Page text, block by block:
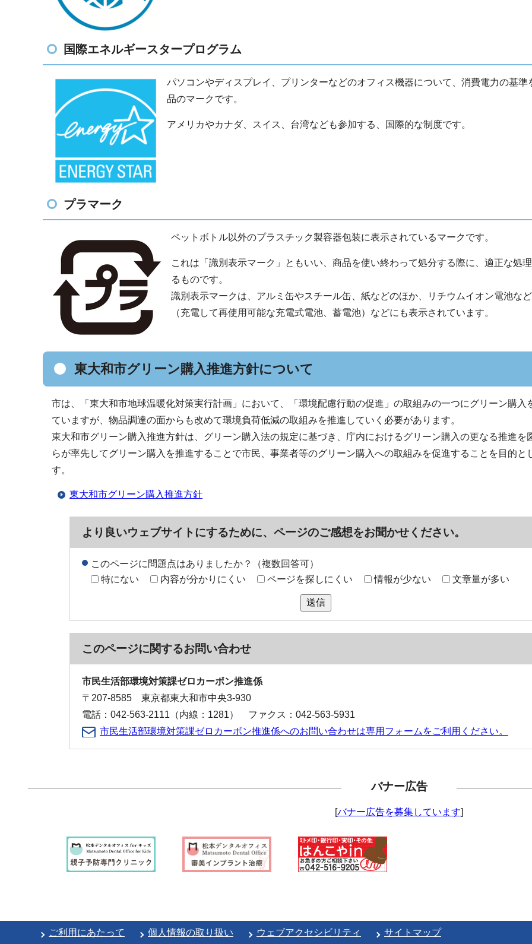
国際エネルギースタープログラム
パソコンやディスプレイ、プリンターなどのオフィス機器について、消費電力の基準
品のマークです。
アメリカやカナダ、スイス、台湾なども参加する、国際的な制度です。
プラマーク
ペットボトル以外のプラスチック製容器包装に表示されているマークです。
これは「識別表示マーク」ともいい、商品を使い終わって処分する際に、適正な処
るものです。
識別表示マークは、アルミ缶やスチール缶、紙などのほか、リチウムイオン電池な
（充電して再使用可能な充電式電池、蓄電池）などにも表示されています。
東大和市グリーン購入推進方針について
市は、「東大和市地球温暖化対策実行計画」において、「環境配慮行動の促進」の取組みの一つにグリーン購入
ていますが、物品調達の面からも改めて環境負荷低減の取組みを推進していく必要があります。
東大和市グリーン購入推進方針は、グリーン購入法の規定に基づき、庁内におけるグリーン購入の更なる推進を
らが率先してグリーン購入を推進することで市民、事業者等のグリーン購入への取組みを促進することを目的と
す。
東大和市グリーン購入推進方針
より良いウェブサイトにするために、ページのご感想をお聞かせください。
このページに問題点はありましたか？（複数回答可）
特にない
内容が分かりにくい ページを探しにくい 情報が少ない 文章量が多い
送信
このページに関するお問い合わせ
市民生活部環境対策課ゼロカーボン推進係
〒207-8585 東京都東大和市中央3-930
電話：042-563-2111（内線：1281） ファクス：042-563-5931
市民生活部環境対策課ゼロカーボン推進係へのお問い合わせは専用フォームをご利用ください。
バナー広告
[バナー広告を募集しています]
ご利用にあたって 個人情報の取り扱い ウェブアクセシビリティ サイトマップ